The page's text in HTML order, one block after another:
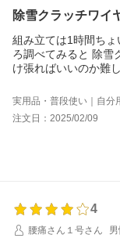
除雪クラッチワイ
組み立ては1時間ち
ろ調べてみると 除雪
け張ればいいのか難
入れると かなりあ
が湿った雪はつまっ
実用品・普段使い｜自分
注文日：2025/02/09
4
腰痛さん１号さん